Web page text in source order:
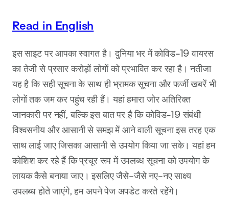
Read in English
इस साइट पर आपका स्वागत है। दुनिया भर में कोविड-19 वायरस
का तेजी से प्रसार करोड़ों लोगों को प्रभावित कर रहा है। नतीजा
यह है कि सही सूचना के साथ ही भ्रामक सूचना और फर्जी खबरें भी
लोगों तक जम कर पहुंच रही हैं। यहां हमारा जोर अतिरिक्त
जानकारी पर नहीं, बल्कि इस बात पर है कि कोविड-19 संबंधी
विश्वसनीय और आसानी से समझ में आने वाली सूचना इस तरह एक
साथ लाई जाए जिसका आसानी से उपयोग किया जा सके। यहां हम
कोशिश कर रहे हैं कि प्रचूर रूप में उपलब्ध सूचना को उपयोग के
लायक कैसे बनाया जाए। इसलिए जैसे-जैसे नए-नए साक्ष्य
उपलब्ध होते जाएंगे, हम अपने पेज अपडेट करते रहेंगे।